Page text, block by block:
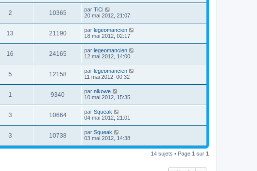
2 10365 par TiCi
20 mai 2012, 21:07
13 21190 par legeomancien
18 mai 2012, 02:17
16 24165 par legeomancien
12 mai 2012, 14:00
5 12158 par legeomancien
11 mai 2012, 00:32
1 9340 par nikowe
10 mai 2012, 15:35
3 10664 par Squeak
04 mai 2012, 21:01
3 10738 par Squeak
03 mai 2012, 14:38
14 sujets • Page 1 sur 1